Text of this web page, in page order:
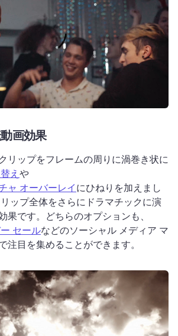
画効果
リップをフレームの周りに渦巻き状に
え や
ャ オーバーレイにひねりを加えまし
ップ全体をさらにドラマチックに演
果です。 どちらのオプションも、
セールなどのソーシャル メディア マ
注目を集めることができます。